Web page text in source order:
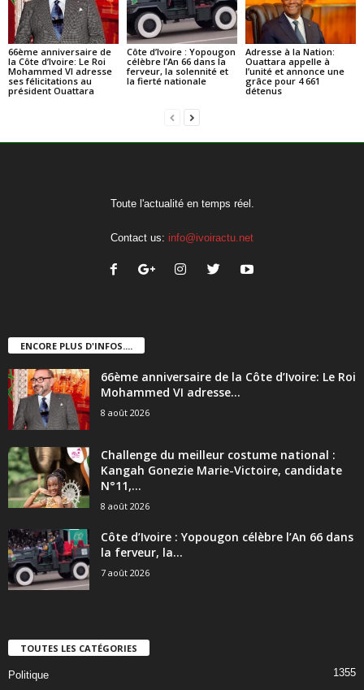
66ème anniversaire de
la Côte d’Ivoire: Le Roi
Mohammed VI adresse
ses félicitations au
président Ouattara
Côte d’Ivoire : Yopougon
célèbre l’An 66 dans la
ferveur, la solennité et
la fierté nationale
Adresse à la Nation:
Ouattara appelle à
l’unité et annonce une
grâce pour 4 661
détenus
Toute l'actualité en temps réel.
Contact us: info@ivoiractu.net
ENCORE PLUS D'INFOS....
66ème anniversaire de la Côte d’Ivoire: Le Roi
Mohammed VI adresse...
8 août 2026
Challenge du meilleur costume national :
Kangah Gonezie Marie-Victoire, candidate
N°11,...
8 août 2026
Côte d’Ivoire : Yopougon célèbre l’An 66 dans
la ferveur, la...
7 août 2026
TOUTES LES CATÉGORIES
Politique 1355